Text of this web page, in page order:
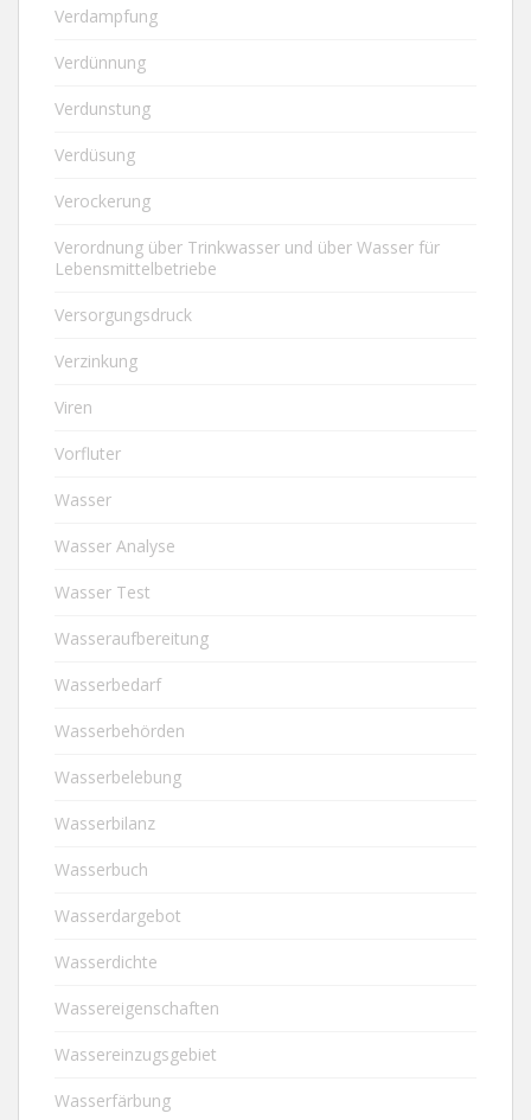
Verdampfung
Verdünnung
Verdunstung
Verdüsung
Verockerung
Verordnung über Trinkwasser und über Wasser für
Lebensmittelbetriebe
Versorgungsdruck
Verzinkung
Viren
Vorfluter
Wasser
Wasser Analyse
Wasser Test
Wasseraufbereitung
Wasserbedarf
Wasserbehörden
Wasserbelebung
Wasserbilanz
Wasserbuch
Wasserdargebot
Wasserdichte
Wassereigenschaften
Wassereinzugsgebiet
Wasserfärbung